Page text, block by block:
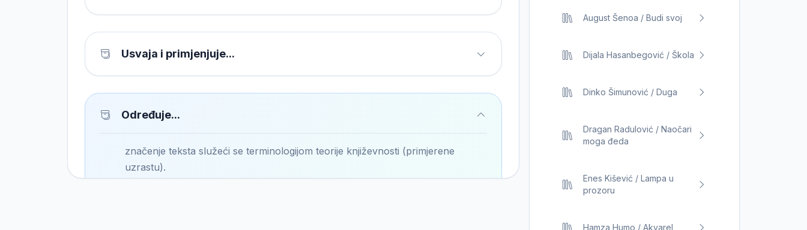
Usvaja i primjenjuje...
Određuje...
značenje teksta služeći se terminologijom teorije književnosti (primjerene
uzrastu).
August Šenoa / Budi svoj
Dijala Hasanbegović / Škola
Dinko Šimunović / Duga
Dragan Radulović / Naočari
moga đeda
Enes Kišević / Lampa u
prozoru
Hamza Humo / Akvarel